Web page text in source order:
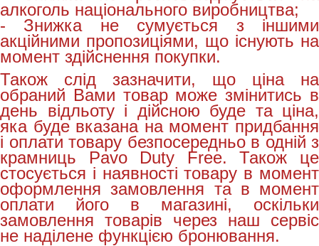
алкоголь національного виробництва;
- Знижка не сумується з іншими
акційними пропозиціями, що існують на
момент здійснення покупки.
Також слід зазначити, що ціна на
обраний Вами товар може змінитись в
день відльоту і дійсною буде та ціна,
яка буде вказана на момент придбання
і оплати товару безпосередньо в одній з
крамниць Pavo Duty Free. Також це
стосується і наявності товару в момент
оформлення замовлення та в момент
оплати його в магазині, оскільки
замовлення товарів через наш сервіс
не наділене функцією бронювання.